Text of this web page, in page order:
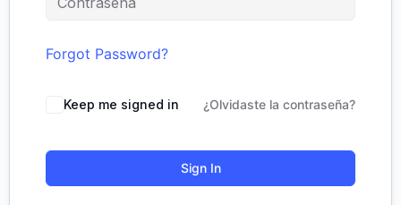
Forgot Password?
Keep me signed in ¿Olvidaste la contraseña?
Sign In